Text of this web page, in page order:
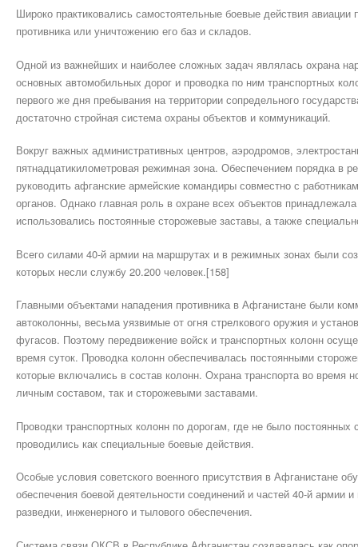
Широко практиковались самостоятельные боевые действия
противника или уничтожению его баз и складов.
Одной из важнейших и наиболее сложных задач являлась охрана
основных автомобильных дорог и проводка по ним транспортных
первого же дня пребывания на территории сопредельного
достаточно стройная система охраны объектов и коммуникаций.
Вокруг важных административных центров, аэродромов,
пятнадцатикилометровая режимная зона. Обеспечением порядка
руководить афганские армейские командиры совместно с
органов. Однако главная роль в охране всех объектов
использовались постоянные сторожевые заставы, а также
Всего силами 40-й армии на маршрутах и в режимных зонах были
которых несли службу 20.200 человек.[158]
Главными объектами нападения противника в Афганистане были
автоколонны, весьма уязвимые от огня стрелкового оружия и
фугасов. Поэтому передвижение войск и транспортных колонн
время суток. Проводка колонн обеспечивалась постоянными
которые включались в состав колонн. Охрана транспорта во время
личным составом, так и сторожевыми заставами.
Проводки транспортных колонн по дорогам, где не было постоянных
проводились как специальные боевые действия.
Особые условия советского военного присутствия в Афганистане
обеспечения боевой деятельности соединений и частей 40-й армии
разведки, инженерного и тылового обеспечения.